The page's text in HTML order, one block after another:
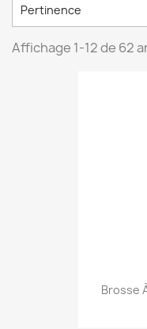
Pertinence
Affichage 1-12 de 62
Brosse